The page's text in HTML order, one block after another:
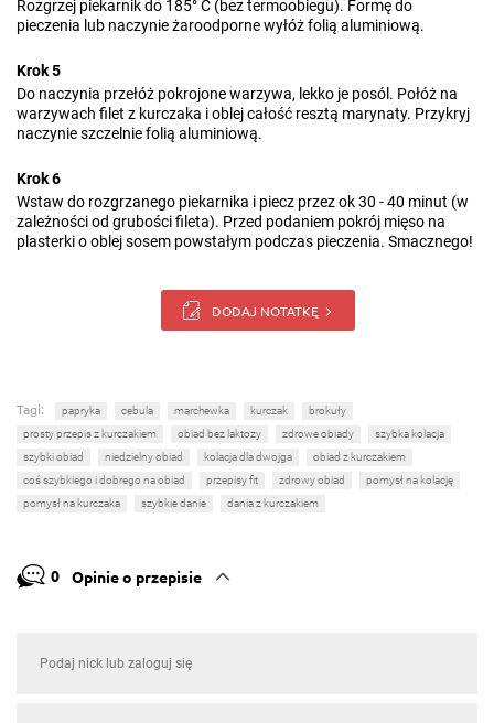
Rozgrzej piekarnik do 185° C (bez termoobiegu). Formę do
pieczenia lub naczynie żaroodporne wyłóż folią aluminiową.
Krok 5
Do naczynia przełóż pokrojone warzywa, lekko je posól. Połóż na
warzywach filet z kurczaka i oblej całość resztą marynaty. Przykryj
naczynie szczelnie folią aluminiową.
Krok 6
Wstaw do rozgrzanego piekarnika i piecz przez ok 30 - 40 minut (w
zależności od grubości fileta). Przed podaniem pokrój mięso na
plasterki o oblej sosem powstałym podczas pieczenia. Smacznego!
DODAJ NOTATKĘ
Tagi: papryka cebula marchewka kurczak
brokuły
prosty przepis z kurczakiem
obiad bez laktozy zdrowe obiady
szybka kolacja
szybki obiad
niedzielny obiad kolacja dla dwojga
obiad z kurczakiem
coś szybkiego i dobrego na obiad
przepisy fit zdrowy obiad
pomysł na kolację
pomysł na kurczaka
szybkie danie dania z kurczakiem
0 Opinie o przepisie